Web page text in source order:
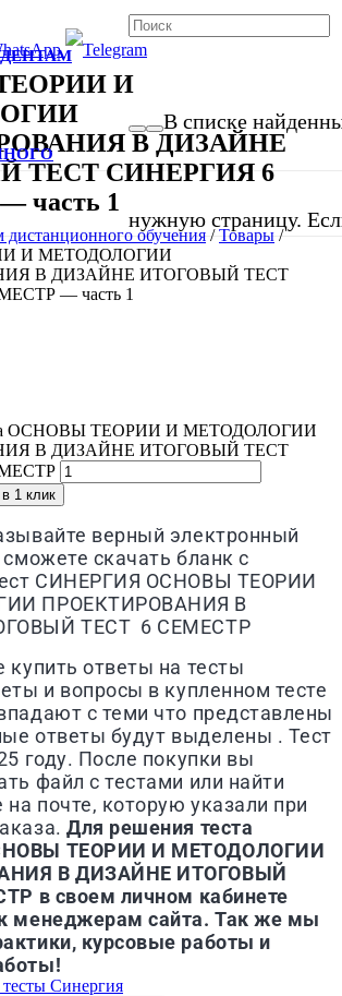
В списке
нужную страницу.
И
В ДИЗАЙНЕ
ТЕСТ СИНЕРГИЯ 6
часть 1
обучения /Товары /
И МЕТОДОЛОГИИ
В ДИЗАЙНЕ ИТОГОВЫЙ ТЕСТ
— часть 1
ОСНОВЫ ТЕОРИИ И МЕТОДОЛОГИИ
В ДИЗАЙНЕ ИТОГОВЫЙ ТЕСТ
1 клик
верный электронный
скачать бланк с
СИНЕРГИЯ ОСНОВЫ ТЕОРИИ
ПРОЕКТИРОВАНИЯ В
ТЕСТ 6 СЕМЕСТР
ответы на тесты
и вопросы в купленном тесте
с теми что представлены
ответы будут выделены . Тест
году. После покупки вы
файл с тестами или найти
почте, которую указали при
Для решения теста
ТЕОРИИ И МЕТОДОЛОГИИ
В ДИЗАЙНЕ ИТОГОВЫЙ
в своем личном кабинете
менеджерам сайта. Так же мы
курсовые работы и
Синергия